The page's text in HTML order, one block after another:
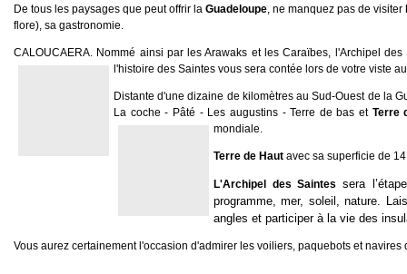
De tous les paysages que peut offrir la Guadeloupe, ne manquez pas de visiter
flore), sa gastronomie.
CALOUCAERA. Nommé ainsi par les Arawaks et les Caraïbes, l'Archipel
l'histoire des Saintes vous sera contée lors de votre viste
Distante d'une dizaine de kilomètres au Sud-Ouest de la
La coche - Pâté - Les augustins - Terre de bas et Terre
mondiale.
Terre de Haut avec sa superficie de
L'Archipel des Saintes sera
programme, mer, soleil, nature.
angles et participer à la vie des
Vous aurez certainement l'occasion d'admirer les voiliers, paquebots et